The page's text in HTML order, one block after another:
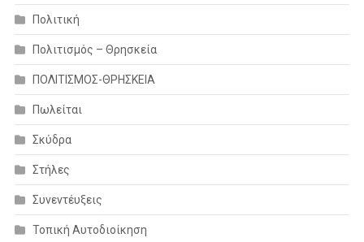
Πολιτική
Πολιτισμός – Θρησκεία
ΠΟΛΙΤΙΣΜΟΣ-ΘΡΗΣΚΕΙΑ
Πωλείται
Σκύδρα
Στήλες
Συνεντέυξεις
Τοπική Αυτοδιοίκηση